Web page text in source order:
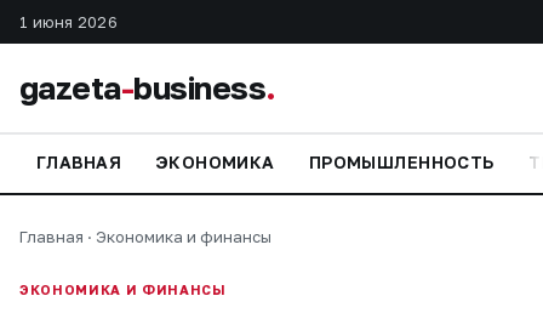
1 июня 2026
gazeta-business.
ГЛАВНАЯ ЭКОНОМИКА ПРОМЫШЛЕННОСТЬ
Главная · Экономика и финансы
ЭКОНОМИКА И ФИНАНСЫ